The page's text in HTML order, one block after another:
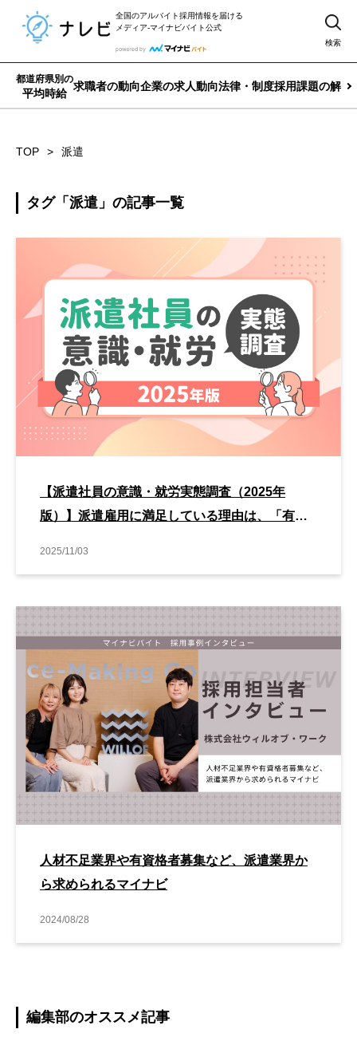
全国のアルバイト採用情報を届ける
メディア-マイナビバイト公式
検索
都道府県別の
平均時給
求職者の動向企業の求人動向法律・制度採用課題の解決
TOP 派遣
タグ「派遣」の記事一覧
【派遣社員の意識・就労実態調査（2025年
版）】派遣雇用に満足している理由は、「有給
2025/11/03
人材不足業界や有資格者募集など、派遣業界か
ら求められるマイナビ
2024/08/28
編集部のオススメ記事